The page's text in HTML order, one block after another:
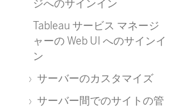
ジへのサインイン
Tableau サービス マネージ
ャーの Web UI へのサインイ
ン
サーバーのカスタマイズ
サーバー間でのサイトの管